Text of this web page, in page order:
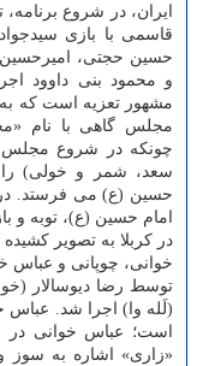
ایران، در شروع
قاسمی با بازی
حسین حجتی،
و محمود بنی داوود
مشهور تعزیه است که
مجلس گاهی با نام
چونکه در شروع مجلس،
سعد، شمر و خولی) را
حسین (ع) می فرستد. در
امام حسین (ع)، توبه و
در کربلا به تصویر
خوانی، چوپانی و عباس
توسط رضا دیوسالار
(لَله وا) اجرا شد. عباس
است؛ عباس خوانی در
«زاری» اشاره به سوز